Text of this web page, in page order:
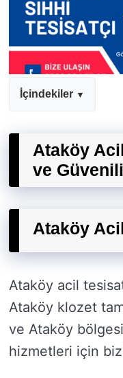
İçindekiler
Ataköy Acil
ve
Ataköy
Ataköy acil
Ataköy klozet
ve Ataköy
hizmetleri için